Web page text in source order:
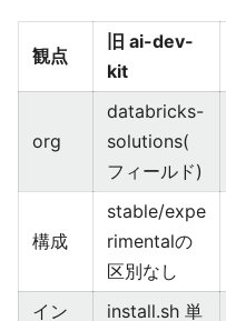
観点
旧 ai-dev-
kit
org
databricks-
solutions(
フィールド)
構成
stable/expe
rimentalの
区別なし
イン
install.sh 単